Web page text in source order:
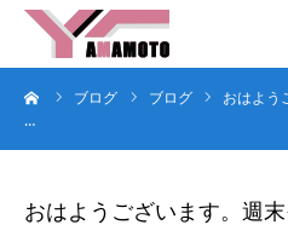
ブログ ブログ
おはよう
…
おはようございます。週
HOME